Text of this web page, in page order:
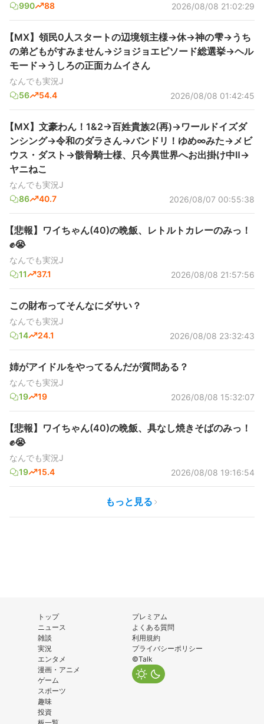
990
88 2026/08/08 21:02:29
【MX】領民0人スタートの辺境領主様→休→神の雫→うち
の弟どもがすみません→ジョジョエピソード総選挙→ヘル
モード→うしろの正面カムイさん
なんでも実況J
56
54.4 2026/08/08 01:42:45
【MX】文豪わん！1&2→百姓貴族2(再)→ワールドイズダ
ンシング→令和のダラさん→バンドリ！ゆめ∞みた→メビ
ウス・ダスト→骸骨騎士様、只今異世界へお出掛け中Ⅱ→
ヤニねこ
なんでも実況J
86
40.7 2026/08/07 00:55:38
【悲報】ワイちゃん(40)の晩飯、レトルトカレーのみっ！
✊😭
なんでも実況J
11
37.1 2026/08/08 21:57:56
この財布ってそんなにダサい？
なんでも実況J
14
24.1 2026/08/08 23:32:43
姉がアイドルをやってるんだが質問ある？
なんでも実況J
19
19 2026/08/08 15:32:07
【悲報】ワイちゃん(40)の晩飯、具なし焼きそばのみっ！
✊😭
なんでも実況J
19
15.4 2026/08/08 19:16:54
もっと見る
トップ
ニュース
雑談
実況
エンタメ
漫画・アニメ
ゲーム
スポーツ
趣味
投資
プレミアム
よくある質問
利用規約
プライバシーポリシー
©Talk